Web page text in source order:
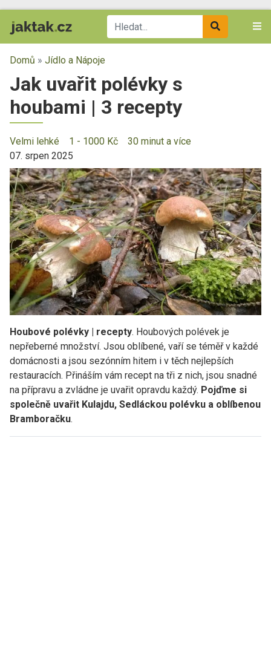
Domů » Jídlo a Nápoje
Jak uvařit polévky s
houbami | 3 recepty
Velmi lehké 1 - 1000 Kč
30 minut a více
07. srpen 2025
Houbové polévky | recepty. Houbových polévek je
nepřeberné množství. Jsou oblíbené, vaří se téměř v každé
domácnosti a jsou sezónním hitem i v těch nejlepších
restauracích. Přináším vám recept na tři z nich, jsou snadné
na přípravu a zvládne je uvařit opravdu každý. Pojďme si
společně uvařit Kulajdu, Sedláckou polévku a oblíbenou
Bramboračku.